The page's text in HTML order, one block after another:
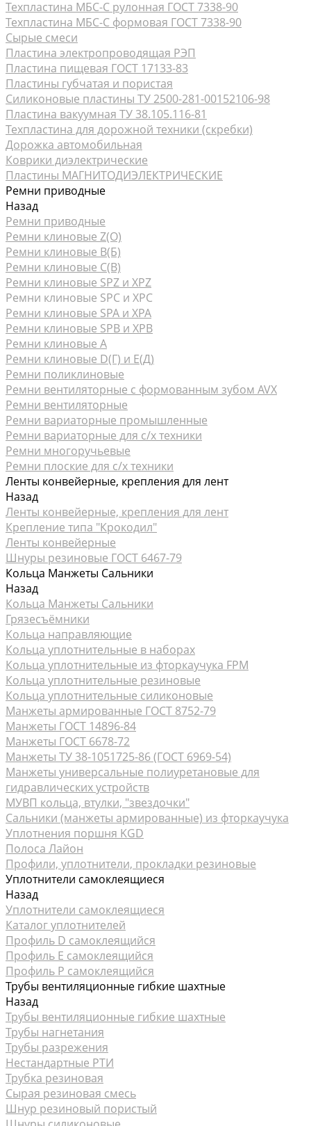
Техпластина МБС-С рулонная ГОСТ 7338-90
Техпластина МБС-С формовая ГОСТ 7338-90
Сырые смеси
Пластина электропроводящая РЭП
Пластина пищевая ГОСТ 17133-83
Пластины губчатая и пористая
Силиконовые пластины ТУ 2500-281-00152106-98
Пластина вакуумная ТУ 38.105.116-81
Техпластина для дорожной техники (скребки)
Дорожка автомобильная
Коврики диэлектрические
Пластины МАГНИТОДИЭЛЕКТРИЧЕСКИЕ
Ремни приводные
Назад
Ремни приводные
Ремни клиновые Z(О)
Ремни клиновые В(Б)
Ремни клиновые С(В)
Ремни клиновые SPZ и XPZ
Ремни клиновые SPC и XPC
Ремни клиновые SPA и XPA
Ремни клиновые SPB и XPB
Ремни клиновые А
Ремни клиновые D(Г) и Е(Д)
Ремни поликлиновые
Ремни вентиляторные с формованным зубом AVX
Ремни вентиляторные
Ремни вариаторные промышленные
Ремни вариаторные для с/х техники
Ремни многоручьевые
Ремни плоские для с/х техники
Ленты конвейерные, крепления для лент
Назад
Ленты конвейерные, крепления для лент
Крепление типа "Крокодил"
Ленты конвейерные
Шнуры резиновые ГОСТ 6467-79
Кольца Манжеты Сальники
Назад
Кольца Манжеты Сальники
Грязесъёмники
Кольца направляющие
Кольца уплотнительные в наборах
Кольца уплотнительные из фторкаучука FPM
Кольца уплотнительные резиновые
Кольца уплотнительные силиконовые
Манжеты армированные ГОСТ 8752-79
Манжеты ГОСТ 14896-84
Манжеты ГОСТ 6678-72
Манжеты ТУ 38-1051725-86 (ГОСТ 6969-54)
Манжеты универсальные полиуретановые для
гидравлических устройств
МУВП кольца, втулки, "звездочки"
Сальники (манжеты армированные) из фторкаучука
Уплотнения поршня KGD
Полоса Лайон
Профили, уплотнители, прокладки резиновые
Уплотнители самоклеящиеся
Назад
Уплотнители самоклеящиеся
Каталог уплотнителей
Профиль D самоклеящийся
Профиль Е самоклеящийся
Профиль P самоклеящийся
Трубы вентиляционные гибкие шахтные
Назад
Трубы вентиляционные гибкие шахтные
Трубы нагнетания
Трубы разрежения
Нестандартные РТИ
Трубка резиновая
Сырая резиновая смесь
Шнур резиновый пористый